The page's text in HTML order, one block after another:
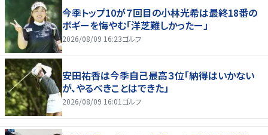
今季トップ10が７回目の小林光希は最終18番の
ボギーを悔やむ「洋芝難しかったー」
2026/08/09 16:23ゴルフ
安田祐香は今季自己最高３位「納得はいかない
が、やるべきことはできた」
2026/08/09 16:01 ゴルフ